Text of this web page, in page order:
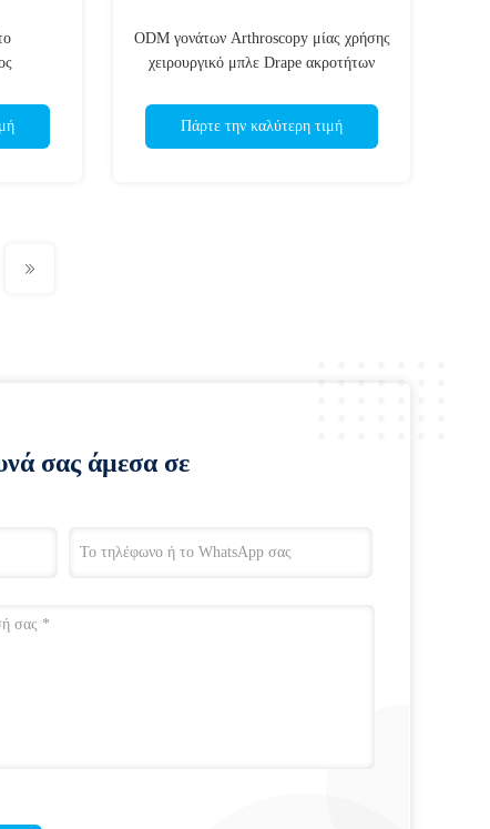
ODM γονάτων Arthroscopy μίας χρήσης
χειρουργικό μπλε Drape ακροτήτων
Πάρτε την καλύτερη τιμή
σας άμεσα σε